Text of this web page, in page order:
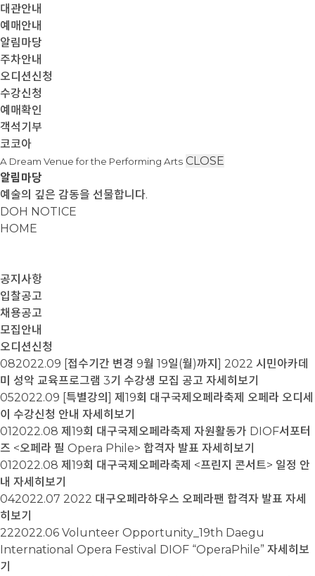
대관안내
예매안내
알림마당
주차안내
오디션신청
수강신청
예매확인
객석기부
코코아
A Dream Venue for the Performing Arts CLOSE
알림마당
예술의 깊은 감동을 선물합니다.
DOH NOTICE
HOME
공지사항
입찰공고
채용공고
모집안내
오디션신청
082022.09 [접수기간 변경 9월 19일(월)까지] 2022 시민아카데
미 성악 교육프로그램 3기 수강생 모집 공고 자세히보기
052022.09 [특별강의] 제19회 대구국제오페라축제 오페라 오디세
이 수강신청 안내 자세히보기
012022.08 제19회 대구국제오페라축제 자원활동가 DIOF서포터
즈 <오페라 필 Opera Phile> 합격자 발표 자세히보기
012022.08 제19회 대구국제오페라축제 <프린지 콘서트> 일정 안
내 자세히보기
042022.07 2022 대구오페라하우스 오페라팬 합격자 발표 자세
히보기
222022.06 Volunteer Opportunity_19th Daegu
International Opera Festival DIOF “OperaPhile” 자세히보
기